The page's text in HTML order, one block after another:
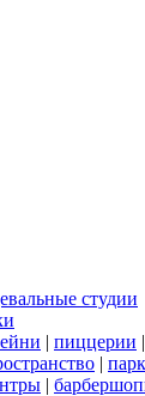
студии
| пиццерии |
|
|